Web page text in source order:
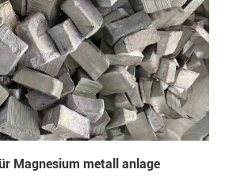
Magnesium metall anlage